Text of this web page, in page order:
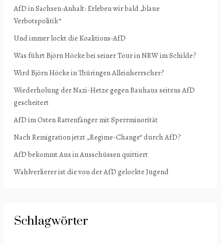
AfD in Sachsen-Anhalt: Erleben wir bald „blaue
Verbotspolitik“
Und immer lockt die Koalitions-AfD
Was führt Björn Höcke bei seiner Tour in NRW im Schilde?
Wird Björn Höcke in Thüringen Alleinherrscher?
Wiederholung der Nazi-Hetze gegen Bauhaus seitens AfD
gescheitert
AfD im Osten Rattenfänger mit Sperrminorität
Nach Remigration jetzt „Regime-Change“ durch AfD?
AfD bekommt Aus in Ausschüssen quittiert
Wahlverlierer ist die von der AfD gelockte Jugend
Schlagwörter